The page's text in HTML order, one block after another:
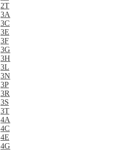
2T
3A
3C
3E
3F
3G
3H
3L
3N
3P
3R
3S
3T
4A
4C
4E
4G